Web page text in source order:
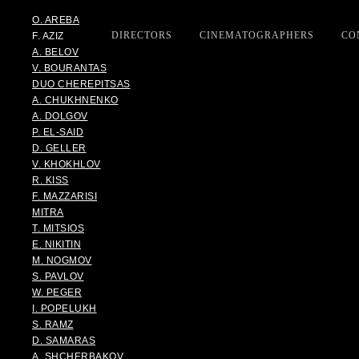
DIRECTORS CINEMATOGRAPHERS
O. AREBA
F. AZIZ
A. BELOV
V. BOURANTAS
DUO CHEREPITSAS
A. CHUKHNENKO
A. DOLGOV
P. EL-SAID
D. GELLER
V. KHOKHLOV
R. KISS
F. MAZZARISI
MITRA
T. MITSIOS
E. NIKITIN
M. NOGMOV
S. PAVLOV
W. PEGER
I. POPELUKH
S. RAMZ
D. SAMARAS
A. SHCHERBAKOV